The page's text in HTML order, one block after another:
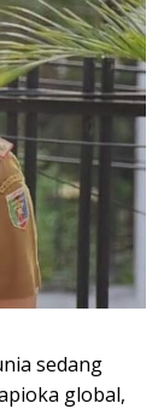
sedang
global,